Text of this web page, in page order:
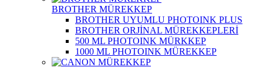
BROTHER MÜREKKEP
BROTHER UYUMLU PHOTOINK PLUS
BROTHER ORJİNAL MÜREKKEPLERİ
500 ML PHOTOINK MÜRKKEP
1000 ML PHOTOINK MÜREKKEP